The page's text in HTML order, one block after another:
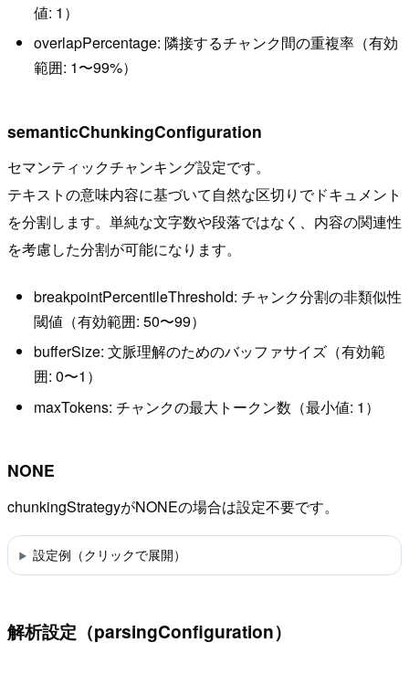
値: 1）
overlapPercentage: 隣接するチャンク間の重複率（有効
範囲: 1〜99%）
semanticChunkingConfiguration
セマンティックチャンキング設定です。
テキストの意味内容に基づいて自然な区切りでドキュメント
を分割します。単純な文字数や段落ではなく、内容の関連性
を考慮した分割が可能になります。
breakpointPercentileThreshold: チャンク分割の非類似性
閾値（有効範囲: 50〜99）
bufferSize: 文脈理解のためのバッファサイズ（有効範
囲: 0〜1）
maxTokens: チャンクの最大トークン数（最小値: 1）
NONE
chunkingStrategyがNONEの場合は設定不要です。
設定例（クリックで展開）
解析設定（parsingConfiguration）